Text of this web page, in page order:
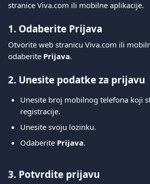
stranice Viva.com ili mobilne aplikacije.
1. Odaberite Prijava
Otvorite web stranicu Viva.com ili
odaberite Prijava.
2. Unesite podatke za prijavu
Unesite broj mobilnog telefona koji
registracije.
Unesite svoju lozinku.
Odaberite Prijava.
3. Potvrdite prijavu